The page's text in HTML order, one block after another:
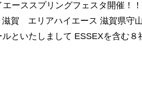
エーススプリングフェスタ開催！
滋賀 エリアハイエース 滋賀県守山
といたしまして ESSEXを含む８